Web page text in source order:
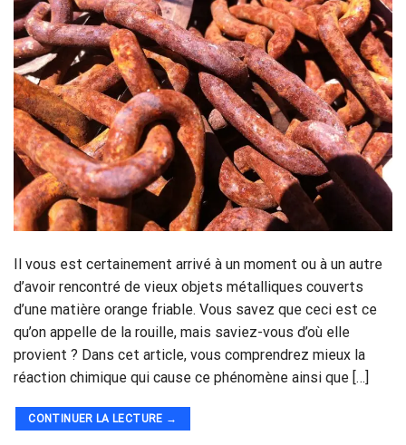
Il vous est certainement arrivé à un moment ou à un autre
d’avoir rencontré de vieux objets métalliques couverts
d’une matière orange friable. Vous savez que ceci est ce
qu’on appelle de la rouille, mais saviez-vous d’où elle
provient ? Dans cet article, vous comprendrez mieux la
réaction chimique qui cause ce phénomène ainsi que […]
CONTINUER LA LECTURE →